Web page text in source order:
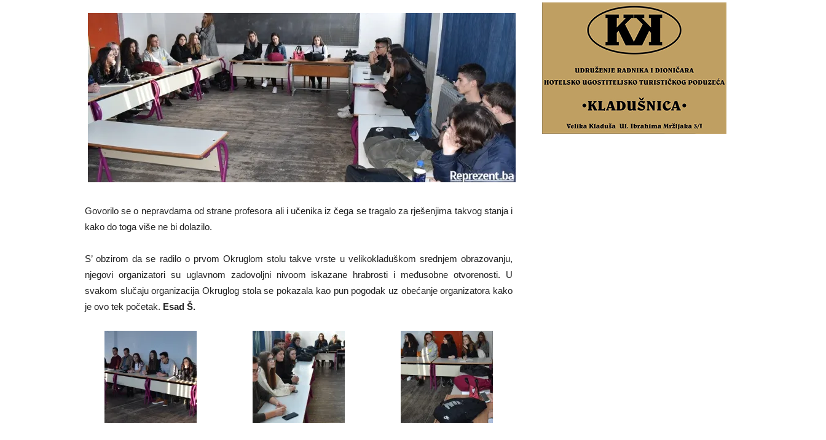
Govorilo se o nepravdama od strane profesora ali i učenika iz čega se tragalo za rješenjima takvog stanja i
kako do toga više ne bi dolazilo.
S’ obzirom da se radilo o prvom Okruglom stolu takve vrste u velikokladuškom srednjem obrazovanju,
njegovi organizatori su uglavnom zadovoljni nivoom iskazane hrabrosti i međusobne otvorenosti. U
svakom slučaju organizacija Okruglog stola se pokazala kao pun pogodak uz obećanje organizatora kako
je ovo tek početak. Esad Š.